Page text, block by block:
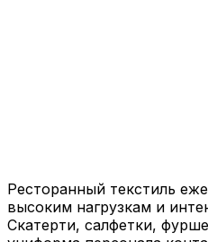
Ресторанный текстиль
высоким нагрузкам и
Скатерти, салфетки,